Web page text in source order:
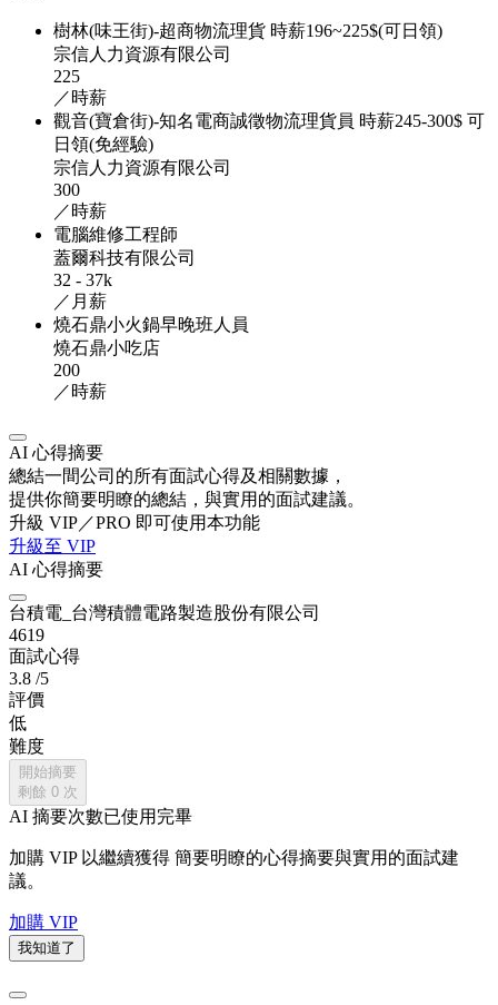
樹林(味王街)-超商物流理貨 時薪196~225$(可日領)
宗信人力資源有限公司
225
／時薪
觀音(寶倉街)-知名電商誠徵物流理貨員 時薪245-300$ 可
日領(免經驗)
宗信人力資源有限公司
300
／時薪
電腦維修工程師
蓋爾科技有限公司
32 - 37k
／月薪
燒石鼎小火鍋早晚班人員
燒石鼎小吃店
200
／時薪
AI 心得摘要
總結一間公司的所有面試心得及相關數據，
提供你簡要明瞭的總結，與實用的面試建議。
升級 VIP／PRO 即可使用本功能
升級至 VIP
AI 心得摘要
台積電_台灣積體電路製造股份有限公司
4619
面試心得
3.8 /5
評價
低
難度
開始摘要
剩餘 0 次
AI 摘要次數已使用完畢
加購 VIP 以繼續獲得 簡要明瞭的心得摘要與實用的面試建
議。
加購 VIP
我知道了